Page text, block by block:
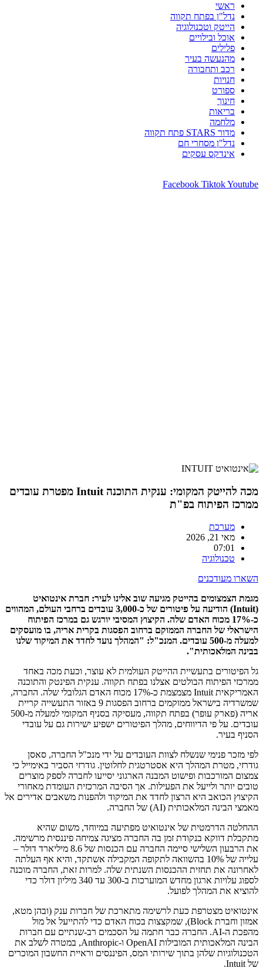
ראשי
נדל"ן בפתח תקווה
הייטק וטכנולוגיה
אוכל ובילויים
פלילים
מהנעשה בעיר
רכב ותחבורה
חנויות
ספורט
חינוך
בריאות
מלחמה
מדור STARS פתח תקווה
נדל"ן מסחרי חם
אינדקס עסקים
Facebook TiktokYoutube
מכה להייטק המקומי: ענקית התוכנה Intuit מפטרת עובדים
ממרכז הפיתוח בפ"ת
מערכת
מאי 21, 2026
07:01
טכנולוגיה
השארו מעודכנים
מגמת הצמצומים בהייטק מגיעה שוב אלינו לעיר: חברת אינטואיט
(Intuit) הודיעה על פיטורים של כ-3,000 עובדים ברחבי העולם, המהווים
כ-17% מכוח האדם שלה. הקיצוץ המסיבי יורגש גם במרכז הפיתוח
הישראלי של החברה הממוקם ברחוב הפסגות בקרית אריה, בו מועסקים
למעלה מ-500 עובדים. המנכ"ל: "המהלך נועד לחדד את המיקוד שלנו
בבינה המלאכותית".
גל הפיטורים בתעשיית ההייטק העולמית לא עוצר, וכעת מכה באחד
ממרכזי הפיתוח הבולטים אצלנו בפתח תקווה. ענקית הפינטק והתוכנה
האמריקאית Intuit מצמצמת כ-17% מכוח האדם הגלובלי שלה. החברה,
שמשרדיה בישראל ממוקמים ברחוב הפסגות 9 באזור התעשייה קריית
אריה (פארק עופר) בפתח תקווה, מעסיקה בסניף המקומי למעלה מ-500
עובדים. על פי הדיווחים, מהלך הפיטורים ישפיע ישירות גם על עובדי
הסניף בעיר.
לפי מזכר פנימי שנשלח לצוות העובדים על ידי מנכ"ל החברה, סאסן
גודרזי, מטרת המהלך היא אסטרטגית לחלוטין. גודרזי הסביר באימייל כי
צמצום המורכבות ופישוט המבנה הארגוני יסייעו לחברה לספק מוצרים
טובים יותר ולייעל את הפעילות. אך הסיבה המרכזית העומדת מאחורי
הקיצוץ הכואב היא הרצון לחדד את המיקוד ולהפנות משאבים אדירים אל
מאמצי הבינה המלאכותית (AI) של החברה.
ההחלטה הדרמטית של אינטואיט מפתיעה במיוחד, משום שהיא
מתקבלת דווקא בנקודת זמן בה החברה מציגה צמיחה פיננסית מרשימה.
את הרבעון השלישי סיימה החברה עם הכנסות של 8.6 מיליארד דולר –
עלייה של 10% בהשוואה לתקופה המקבילה אשתקד, והיא אף העלתה
לאחרונה את תחזית ההכנסות השנתית שלה. למרות זאת, החברה מוכנה
לספוג עלויות ארגון מחדש המוערכות ב-300 עד 340 מיליון דולר כדי
להוציא את המהלך לפועל.
אינטואיט מצטרפת כעת לרשימה מתארכת של חברות ענק (ובהן מטא,
אמזון וחברת Block), שמקצצות בכוח האדם כדי להתייעל אל מול
מהפכת ה-AI. החברה כבר חתמה על הסכמים רב-שנתיים עם חברות
הבינה המלאכותית המובילות OpenAI ו-Anthropic, במטרה לשלב את
הטכנולוגיות שלהן בתוך שירותי המס, הפיננסים וראיית החשבון המוכרים
של Intuit.